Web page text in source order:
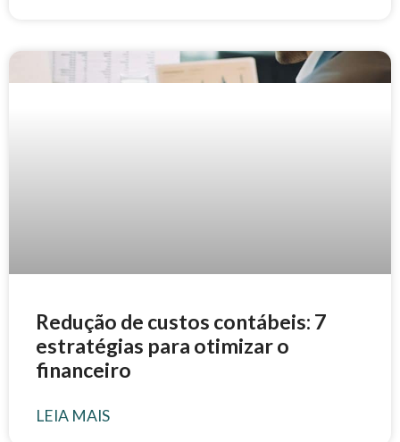
Redução de custos contábeis: 7
estratégias para otimizar o
financeiro
LEIA MAIS